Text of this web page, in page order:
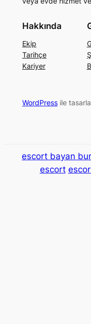
Hakkında
Ekip
Tarihçe
Kariyer
WordPressile
escort bayan
escort